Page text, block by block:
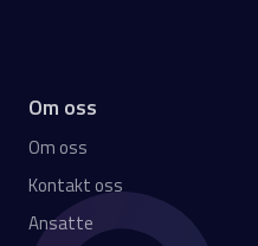
Om oss
Om oss
Kontakt oss
Ansatte